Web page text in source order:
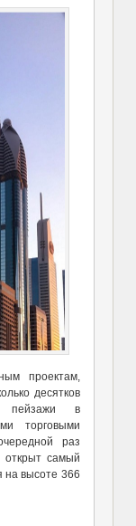
проектам,
десятков
пейзажи в
торговыми
раз
открыт самый
на высоте 366